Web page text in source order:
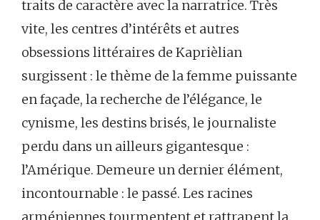
traits de caractère avec la narratrice. Très
vite, les centres d’intérêts et autres
obsessions littéraires de Kaprièlian
surgissent : le thème de la femme puissante
en façade, la recherche de l’élégance, le
cynisme, les destins brisés, le journaliste
perdu dans un ailleurs gigantesque :
l’Amérique. Demeure un dernier élément,
incontournable : le passé. Les racines